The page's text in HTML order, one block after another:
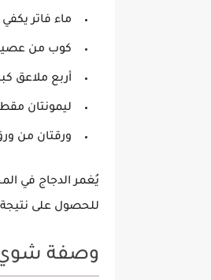
ماء فاتر
كوب من
أربع ملاعق
ليمونتان
ورقتان من
يُغمر الدجاج في
للحصول على
وصفة شوي